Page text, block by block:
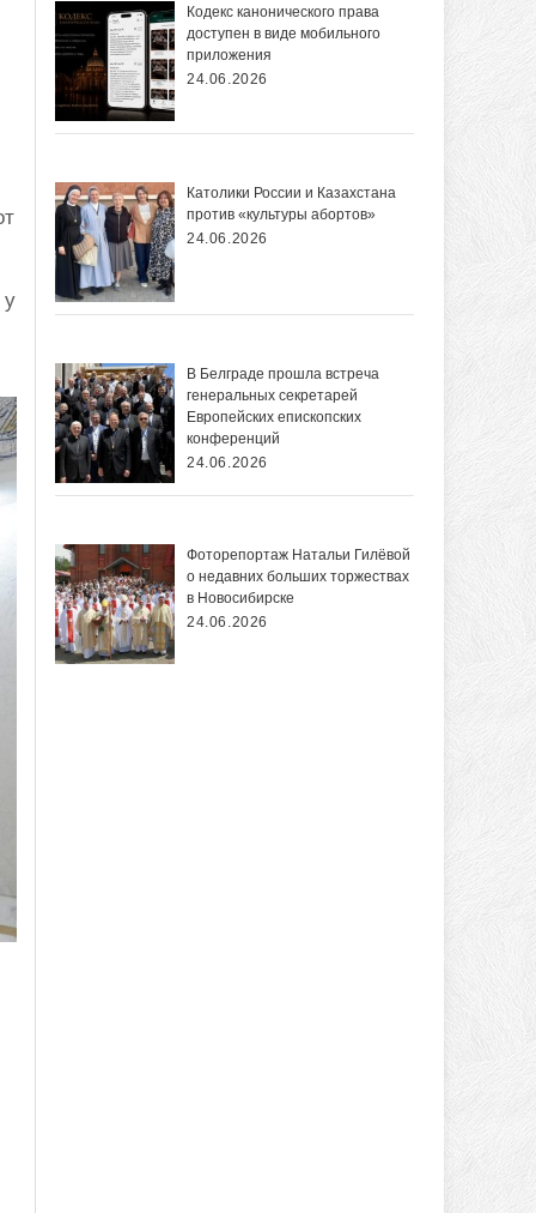
у
Кодекс канонического права
доступен в виде мобильного
приложения
24.06.2026
Католики России и Казахстана
против «культуры абортов»
24.06.2026
В Белграде прошла встреча
генеральных секретарей
Европейских епископских
конференций
24.06.2026
Фоторепортаж Натальи Гилёвой
о недавних больших торжествах
в Новосибирске
24.06.2026